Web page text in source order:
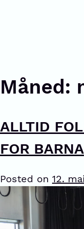
Måned:
ALLTID
FOR BARNA
Posted on 12.